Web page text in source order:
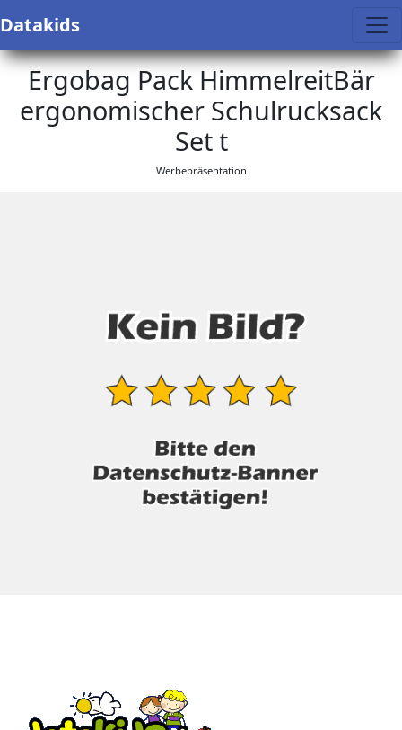
Datakids
Ergobag Pack HimmelreitBär
ergonomischer Schulrucksack
Set t
Werbepräsentation